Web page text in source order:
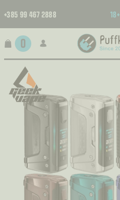
+385 99 467 2888 18+
0